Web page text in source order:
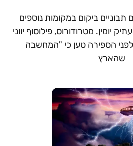
תבוניים ביקום במקומות נוספים
יומין. מטרודורוס, פילוסוף יווני
הספירה טען כי "המחשבה
שהארץ